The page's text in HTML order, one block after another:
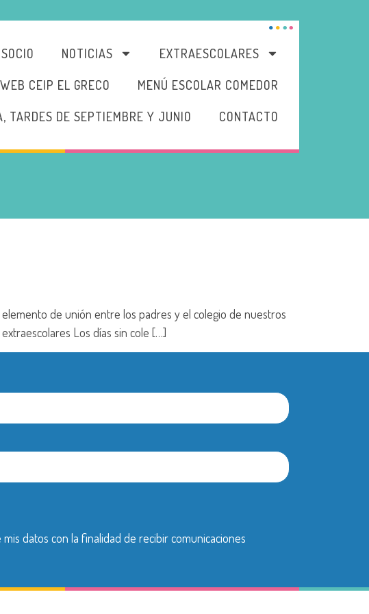
NOTICIAS EXTRAESCOLARES
CEIP EL GRECO MENÚ ESCOLAR COMEDOR
TARDES DE SEPTIEMBRE Y JUNIO CONTACTO
de unión entre los padres y el colegio de nuestros
Los días sin cole […]
datos con la finalidad de recibir comunicaciones